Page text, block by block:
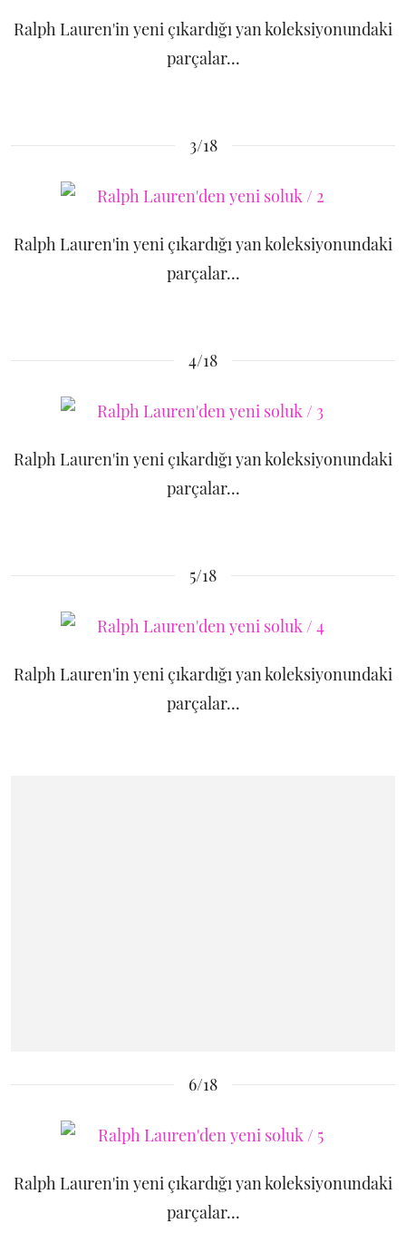
Ralph Lauren'in yeni çıkardığı yan koleksiyonundaki
parçalar...
3/18
Ralph Lauren'in yeni çıkardığı yan koleksiyonundaki
parçalar...
4/18
Ralph Lauren'in yeni çıkardığı yan koleksiyonundaki
parçalar...
5/18
Ralph Lauren'in yeni çıkardığı yan koleksiyonundaki
parçalar...
6/18
Ralph Lauren'in yeni çıkardığı yan koleksiyonundaki
parçalar...